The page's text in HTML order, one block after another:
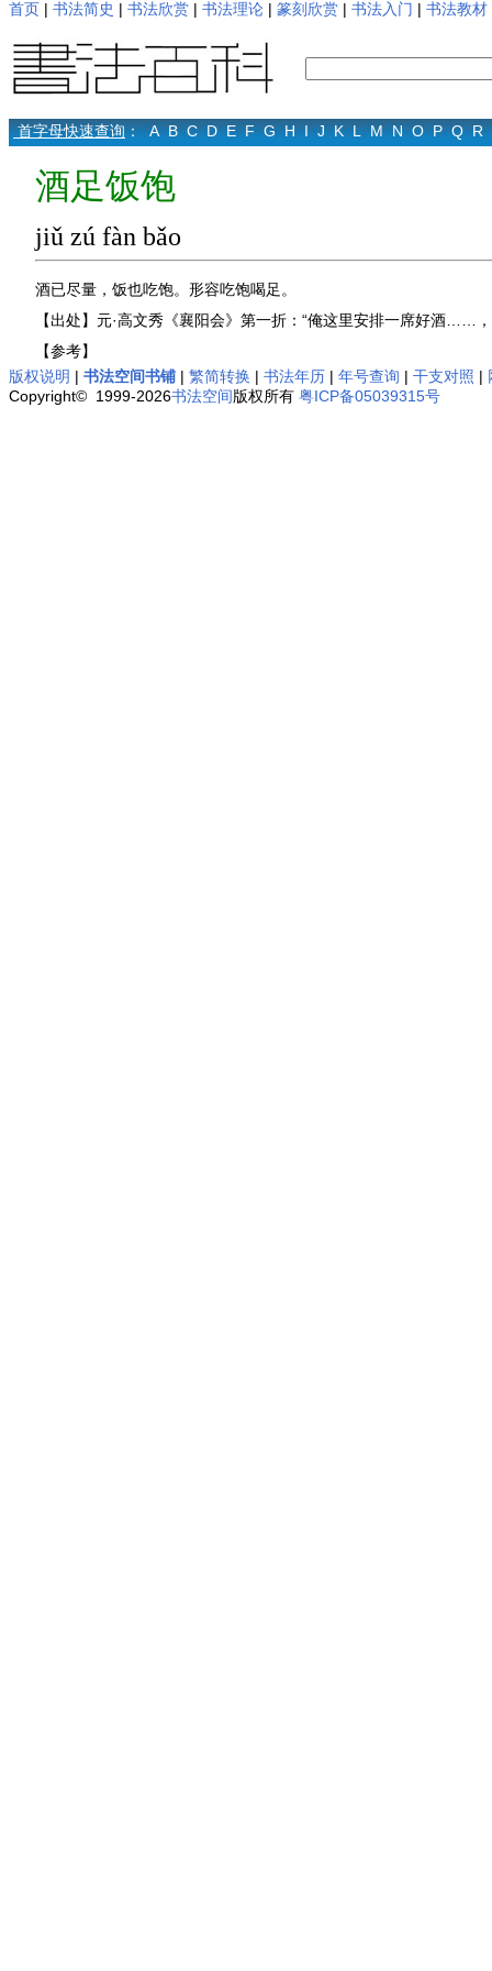
首页 | 书法简史 | 书法欣赏 | 书法理论 | 篆刻欣赏 | 书法入门 | 书法教材
首字母快速查询： A B C D E F G H I J K L M N O P Q R
酒足饭饱
jiǔ zú fàn bǎo
酒已尽量，饭也吃饱。形容吃饱喝足。
【出处】元·高文秀《襄阳会》第一折：“俺这里安排一席好酒……
【参考】
版权说明 | 书法空间书铺 | 繁简转换 | 书法年历 | 年号查询 | 干支对照 |
Copyright© 1999-2026书法空间版权所有 粤ICP备05039315号